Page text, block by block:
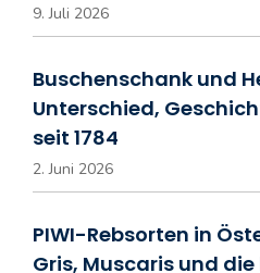
9. Juli 2026
Buschenschank und
Unterschied,
seit 1784
2. Juni 2026
PIWI-Rebsorten in
Gris, Muscaris und